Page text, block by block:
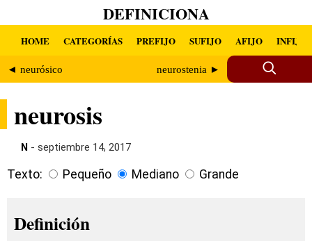
DEFINICIONA
HOME CATEGORÍAS PREFIJO SUFIJO AFIJO INFIJO
◄ neurósico neurostenia ►
neurosis
N - septiembre 14, 2017
Texto: Pequeño Mediano Grande
Definición